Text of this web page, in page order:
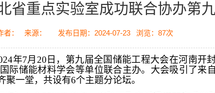
省重点实验室成功联合协办第
者： 来源： 发布日期：2024-07-23 浏览： 87次
年7月20日，第九届全国储能工程大会在河南开
际储能材料学会等单位联合主办。大会吸引了来
一堂，共设有6个主题分论坛。